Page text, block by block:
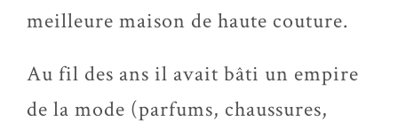
meilleure maison de haute couture.
Au fil des ans il avait bâti un empire
de la mode (parfums, chaussures,